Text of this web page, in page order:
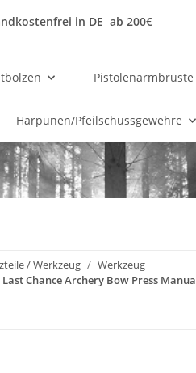
in DE ab 200€
Pistolenarmbrüste
Harpunen/Pfeilschussgewehre
/ Werkzeug
Werkzeug
Chance Archery Bow Press